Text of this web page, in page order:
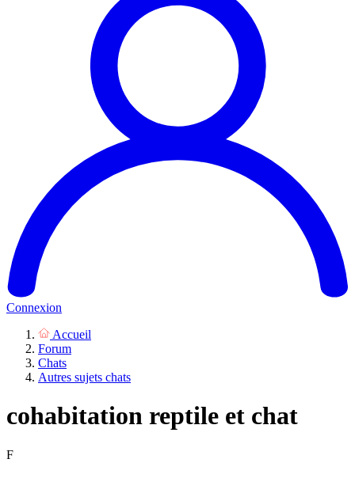
Connexion
Accueil
Forum
Chats
Autres sujets chats
cohabitation reptile et chat
F